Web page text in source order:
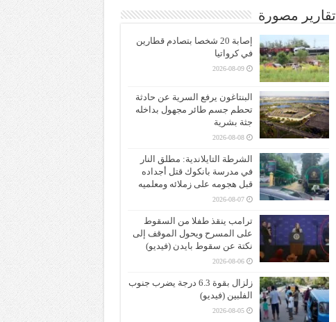
تقارير مصورة
إصابة 20 شخصا بتصادم قطارين
في كرواتيا
2026-08-09
البنتاغون يرفع السرية عن حادثة
تحطم جسم طائر مجهول بداخله
جثة بشرية
2026-08-08
الشرطة التايلاندية: مطلق النار
في مدرسة بانكوك قتل أجداده
قبل هجومه على زملائه ومعلميه
2026-08-07
ترامب ينقذ طفلا من السقوط
على المسرح ويحول الموقف إلى
نكتة عن سقوط بايدن (فيديو)
2026-08-06
زلزال بقوة 6.3 درجة يضرب جنوب
الفلبين (فيديو)
2026-08-05